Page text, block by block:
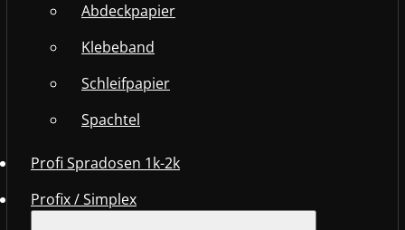
Abdeckpapier
Klebeband
Schleifpapier
Spachtel
Profi Spradosen 1k-2k
Profix / Simplex